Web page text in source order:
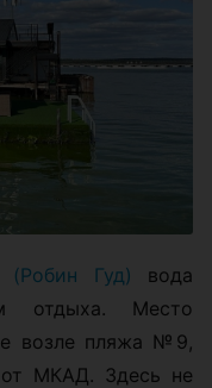
(Робин Гуд) вода
отдыха. Место
возле пляжа №9,
МКАД. Здесь не